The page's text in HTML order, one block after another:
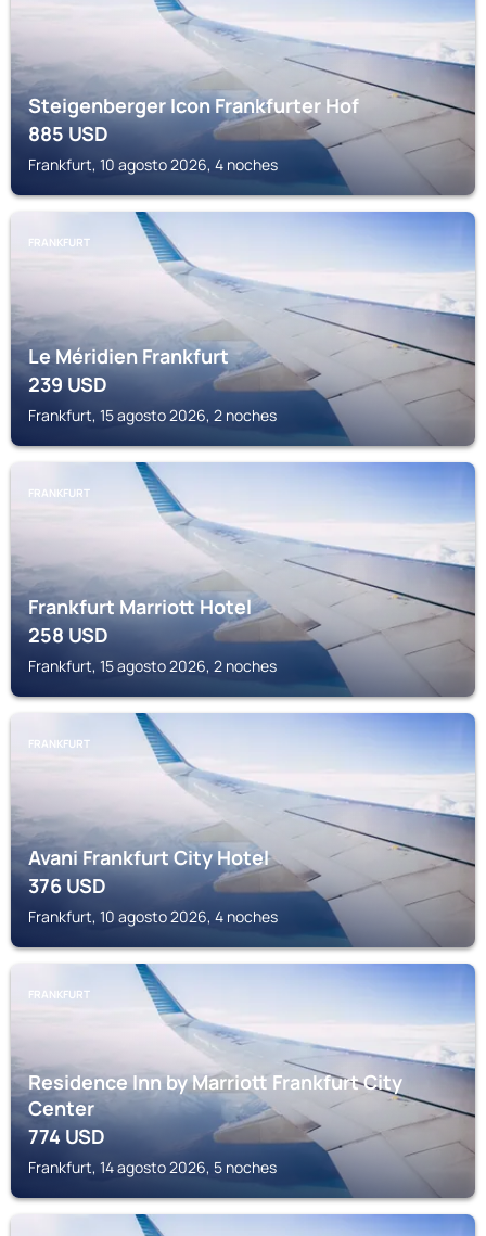
Steigenberger Icon Frankfurter Hof
885USD
Frankfurt, 10 agosto 2026, 4 noches
FRANKFURT
Le Méridien Frankfurt
239USD
Frankfurt, 15 agosto 2026, 2 noches
FRANKFURT
Frankfurt Marriott Hotel
258USD
Frankfurt, 15 agosto 2026, 2 noches
FRANKFURT
Avani Frankfurt City Hotel
376USD
Frankfurt, 10 agosto 2026, 4 noches
FRANKFURT
Residence Inn by Marriott Frankfurt City
Center
774USD
Frankfurt, 14 agosto 2026, 5 noches